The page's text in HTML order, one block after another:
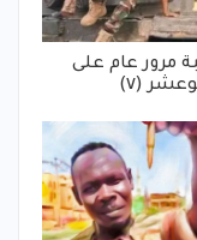
مرور عام على
(٧)